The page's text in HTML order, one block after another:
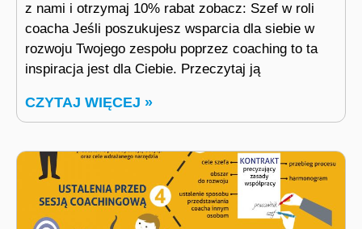
z nami i otrzymaj 10% rabat zobacz: Szef w roli
coacha Jeśli poszukujesz wsparcia dla siebie w
rozwoju Twojego zespołu poprzez coaching to ta
inspiracja jest dla Ciebie. Przeczytaj ją
CZYTAJ WIĘCEJ »